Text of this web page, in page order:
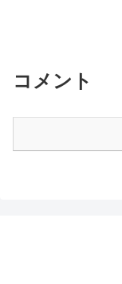
コメント